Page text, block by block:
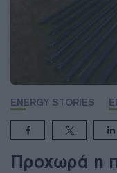
ENERGY STORIES
Προχωρά η